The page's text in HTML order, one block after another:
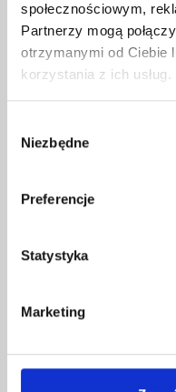
społecznościowym,
Partnerzy mogą
otrzymanymi od Ciebie
korzystania z ich usług.
zgody
Niezbędne
Preferencje
Statystyka
Marketing
ZASOBNIK
10,03
wydajny od
REFERENCJE